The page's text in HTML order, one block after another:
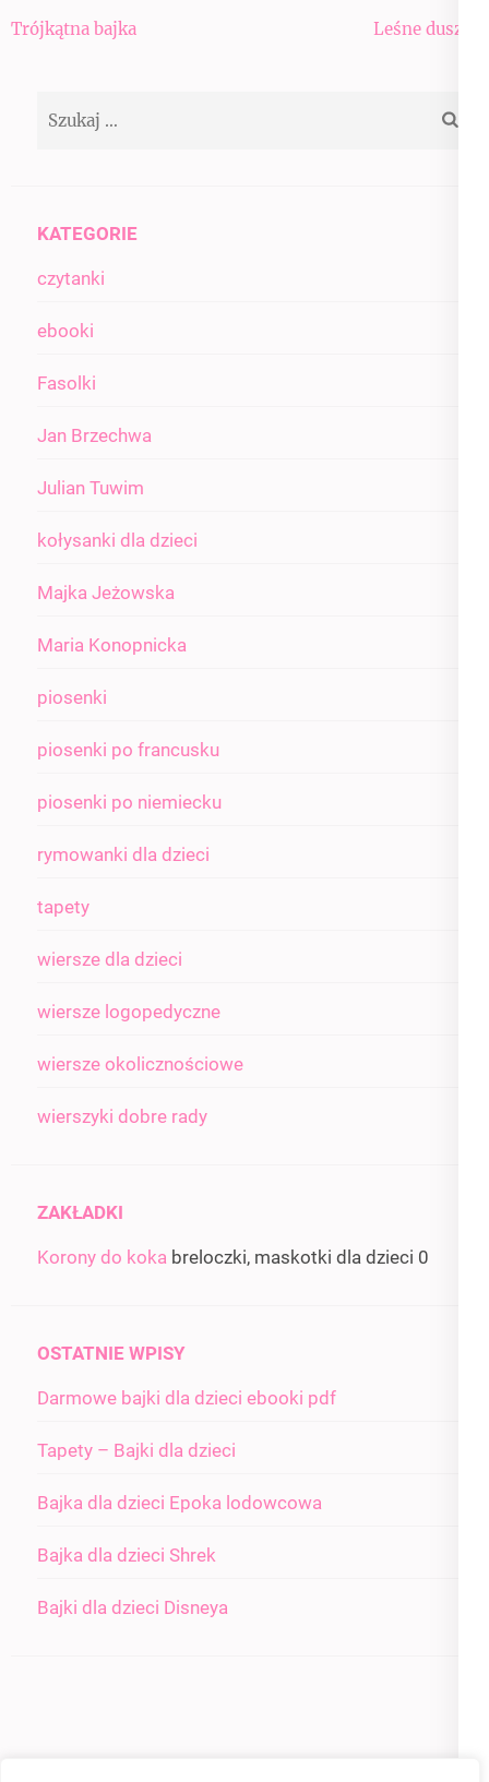
Nawigacja
Trójkątna bajka Leśne duszki
KATEGORIE
czytanki
ebooki
Fasolki
Jan Brzechwa
Julian Tuwim
kołysanki dla dzieci
Majka Jeżowska
Maria Konopnicka
piosenki
piosenki po francusku
piosenki po niemiecku
rymowanki dla dzieci
tapety
wiersze dla dzieci
wiersze logopedyczne
wiersze okolicznościowe
wierszyki dobre rady
ZAKŁADKI
Korony do koka breloczki, maskotki dla dzieci 0
OSTATNIE WPISY
Darmowe bajki dla dzieci ebooki pdf
Tapety – Bajki dla dzieci
Bajka dla dzieci Epoka lodowcowa
Bajka dla dzieci Shrek
Bajki dla dzieci Disneya